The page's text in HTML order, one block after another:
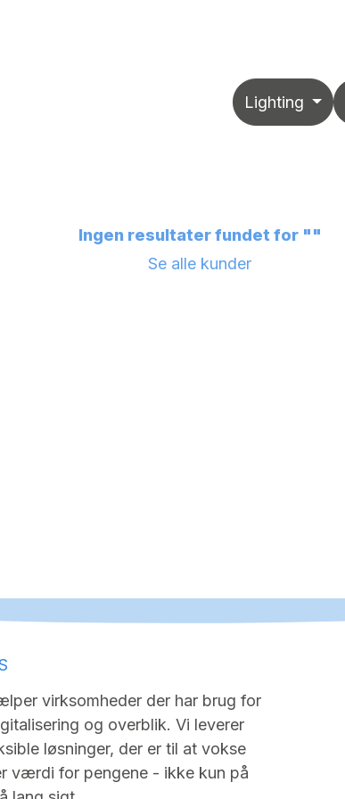
Lighting
Ingen resultater fundet for ""
Se alle kunder
virksomheder der har brug for
og overblik. Vi leverer
løsninger, der er til at vokse
værdi for pengene - ikke kun på